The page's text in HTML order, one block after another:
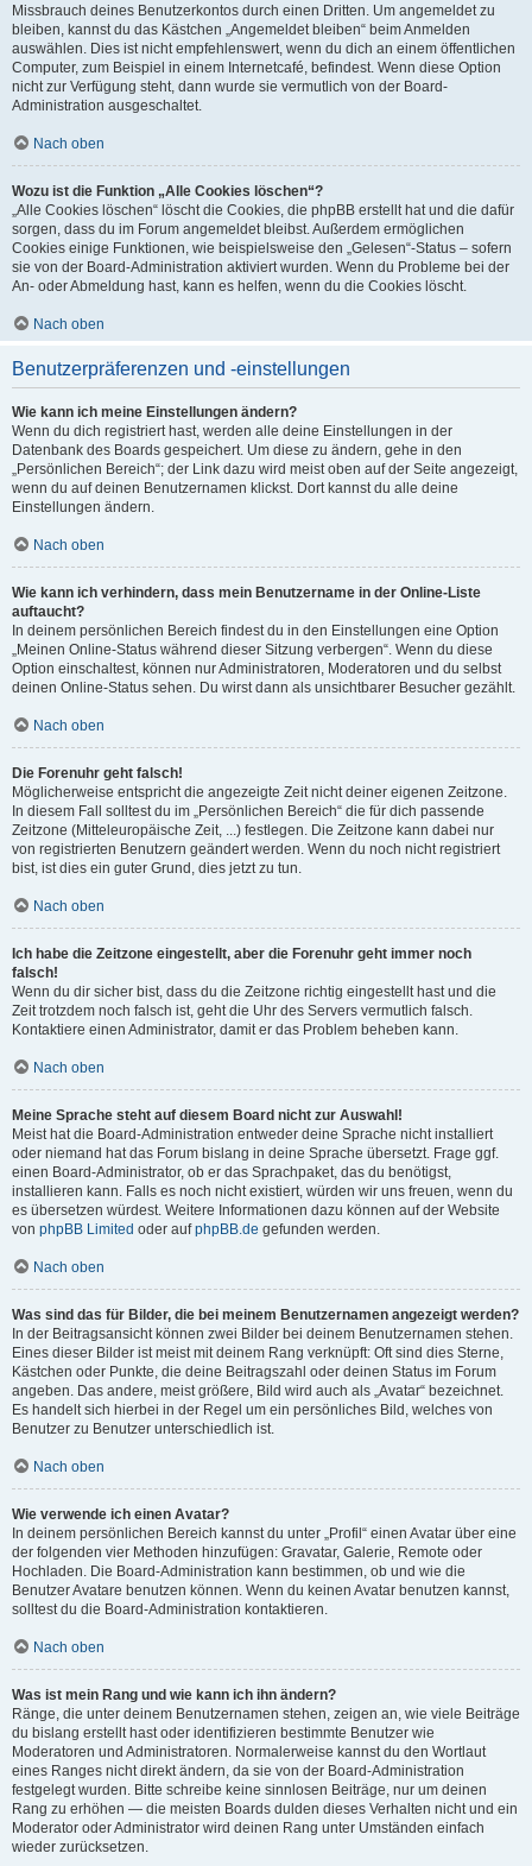
Missbrauch deines Benutzerkontos durch einen Dritten. Um angemeldet zu
bleiben, kannst du das Kästchen „Angemeldet bleiben“ beim Anmelden
auswählen. Dies ist nicht empfehlenswert, wenn du dich an einem öffentlichen
Computer, zum Beispiel in einem Internetcafé, befindest. Wenn diese Option
nicht zur Verfügung steht, dann wurde sie vermutlich von der Board-
Administration ausgeschaltet.
Nach oben
Wozu ist die Funktion „Alle Cookies löschen“?
„Alle Cookies löschen“ löscht die Cookies, die phpBB erstellt hat und die dafür
sorgen, dass du im Forum angemeldet bleibst. Außerdem ermöglichen
Cookies einige Funktionen, wie beispielsweise den „Gelesen“-Status – sofern
sie von der Board-Administration aktiviert wurden. Wenn du Probleme bei der
An- oder Abmeldung hast, kann es helfen, wenn du die Cookies löscht.
Nach oben
Benutzerpräferenzen und -einstellungen
Wie kann ich meine Einstellungen ändern?
Wenn du dich registriert hast, werden alle deine Einstellungen in der
Datenbank des Boards gespeichert. Um diese zu ändern, gehe in den
„Persönlichen Bereich“; der Link dazu wird meist oben auf der Seite angezeigt,
wenn du auf deinen Benutzernamen klickst. Dort kannst du alle deine
Einstellungen ändern.
Nach oben
Wie kann ich verhindern, dass mein Benutzername in der Online-Liste
auftaucht?
In deinem persönlichen Bereich findest du in den Einstellungen eine Option
„Meinen Online-Status während dieser Sitzung verbergen“. Wenn du diese
Option einschaltest, können nur Administratoren, Moderatoren und du selbst
deinen Online-Status sehen. Du wirst dann als unsichtbarer Besucher gezählt.
Nach oben
Die Forenuhr geht falsch!
Möglicherweise entspricht die angezeigte Zeit nicht deiner eigenen Zeitzone.
In diesem Fall solltest du im „Persönlichen Bereich“ die für dich passende
Zeitzone (Mitteleuropäische Zeit, ...) festlegen. Die Zeitzone kann dabei nur
von registrierten Benutzern geändert werden. Wenn du noch nicht registriert
bist, ist dies ein guter Grund, dies jetzt zu tun.
Nach oben
Ich habe die Zeitzone eingestellt, aber die Forenuhr geht immer noch
falsch!
Wenn du dir sicher bist, dass du die Zeitzone richtig eingestellt hast und die
Zeit trotzdem noch falsch ist, geht die Uhr des Servers vermutlich falsch.
Kontaktiere einen Administrator, damit er das Problem beheben kann.
Nach oben
Meine Sprache steht auf diesem Board nicht zur Auswahl!
Meist hat die Board-Administration entweder deine Sprache nicht installiert
oder niemand hat das Forum bislang in deine Sprache übersetzt. Frage ggf.
einen Board-Administrator, ob er das Sprachpaket, das du benötigst,
installieren kann. Falls es noch nicht existiert, würden wir uns freuen, wenn du
es übersetzen würdest. Weitere Informationen dazu können auf der Website
von phpBB Limited oder aufphpBB.de gefunden werden.
Nach oben
Was sind das für Bilder, die bei meinem Benutzernamen angezeigt werden?
In der Beitragsansicht können zwei Bilder bei deinem Benutzernamen stehen.
Eines dieser Bilder ist meist mit deinem Rang verknüpft: Oft sind dies Sterne,
Kästchen oder Punkte, die deine Beitragszahl oder deinen Status im Forum
angeben. Das andere, meist größere, Bild wird auch als „Avatar“ bezeichnet.
Es handelt sich hierbei in der Regel um ein persönliches Bild, welches von
Benutzer zu Benutzer unterschiedlich ist.
Nach oben
Wie verwende ich einen Avatar?
In deinem persönlichen Bereich kannst du unter „Profil“ einen Avatar über eine
der folgenden vier Methoden hinzufügen: Gravatar, Galerie, Remote oder
Hochladen. Die Board-Administration kann bestimmen, ob und wie die
Benutzer Avatare benutzen können. Wenn du keinen Avatar benutzen kannst,
solltest du die Board-Administration kontaktieren.
Nach oben
Was ist mein Rang und wie kann ich ihn ändern?
Ränge, die unter deinem Benutzernamen stehen, zeigen an, wie viele Beiträge
du bislang erstellt hast oder identifizieren bestimmte Benutzer wie
Moderatoren und Administratoren. Normalerweise kannst du den Wortlaut
eines Ranges nicht direkt ändern, da sie von der Board-Administration
festgelegt wurden. Bitte schreibe keine sinnlosen Beiträge, nur um deinen
Rang zu erhöhen — die meisten Boards dulden dieses Verhalten nicht und ein
Moderator oder Administrator wird deinen Rang unter Umständen einfach
wieder zurücksetzen.